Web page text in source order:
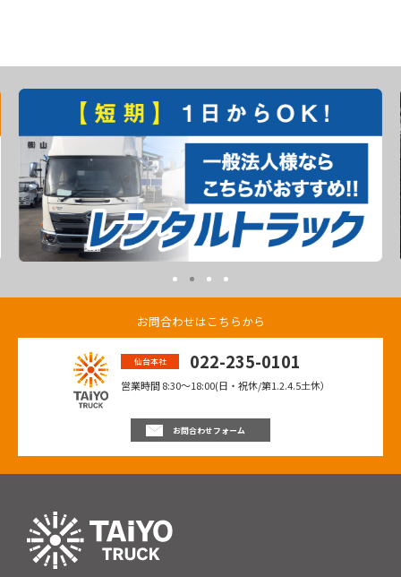
お問合わせはこちらから
仙台本社 022-235-0101
営業時間 8:30〜18:00(日・祝休/第1.2.4.5土休）
お問合わせフォーム